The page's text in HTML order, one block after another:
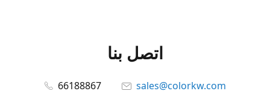
اتصل بنا
66188867
sales@colorkw.com